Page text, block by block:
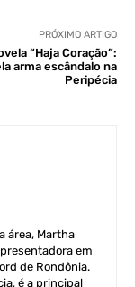
PRÓXIMO ARTIGO
“Haja Coração”:
arma escândalo na
Peripécia
área, Martha
em
de Rondônia.
é a principal